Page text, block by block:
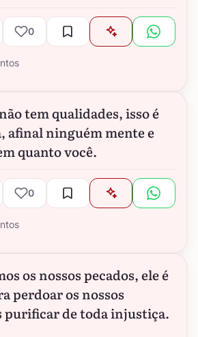
0
tem qualidades, isso é
afinal ninguém mente e
quanto você.
0
os nossos pecados, ele é
perdoar os nossos
purificar de toda injustiça.